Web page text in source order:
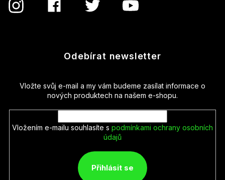
Odebírat newsletter
Vložte svůj e-mail a my vám budeme zasílat informace o
nových produktech na našem e-shopu.
Vložením e-mailu souhlasíte s podmínkami ochrany osobních
údajů
Přihlásit se